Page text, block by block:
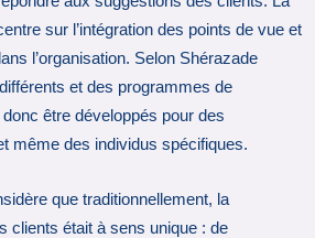
sur l’intégration des points de vue et
l’organisation. Selon Shérazade
et des programmes de
être développés pour des
même des individus spécifiques.
que traditionnellement, la
clients était à sens unique : de